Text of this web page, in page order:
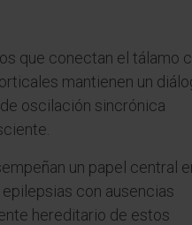
que conectan el tálamo
mantienen un
oscilación sincrónica
un papel central
con ausencias
hereditario de estos